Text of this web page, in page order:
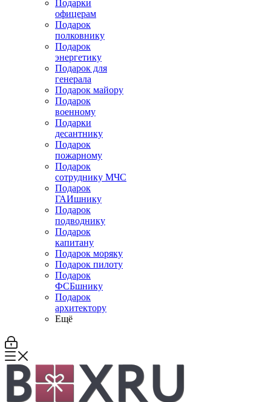
Подарки
офицерам
Подарок
полковнику
Подарок
энергетику
Подарок для
генерала
Подарок майору
Подарок
военному
Подарки
десантнику
Подарок
пожарному
Подарок
сотруднику МЧС
Подарок
ГАИшнику
Подарок
подводнику
Подарок
капитану
Подарок моряку
Подарок пилоту
Подарок
ФСБшнику
Подарок
архитектору
Ещё